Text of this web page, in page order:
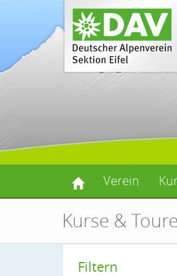
Verein
Kurse &
Filtern